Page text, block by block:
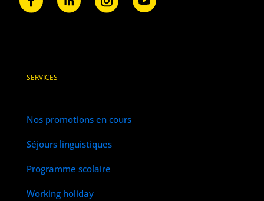
SERVICES
Nos promotions en cours
Séjours linguistiques
Programme scolaire
Working holiday